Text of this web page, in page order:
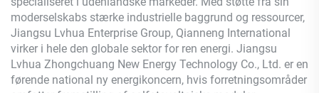
moderselskabs stærke industrielle baggrund og ressourcer,
Jiangsu Lvhua Enterprise Group, Qianneng International
virker i hele den globale sektor for ren energi. Jiangsu
Lvhua Zhongchuang New Energy Technology Co., Ltd. er en
førende national ny energikoncern, hvis forretningsområder